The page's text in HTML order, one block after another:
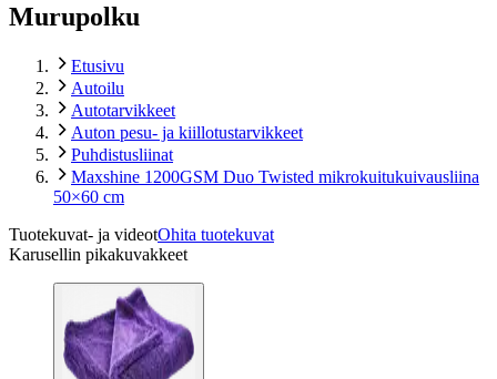
Murupolku
Etusivu
Autoilu
Autotarvikkeet
Auton pesu- ja kiillotustarvikkeet
Puhdistusliinat
Maxshine 1200GSM Duo Twisted mikrokuitukuivausliina
50×60 cm
Tuotekuvat- ja videotOhita tuotekuvat
Karusellin pikakuvakkeet